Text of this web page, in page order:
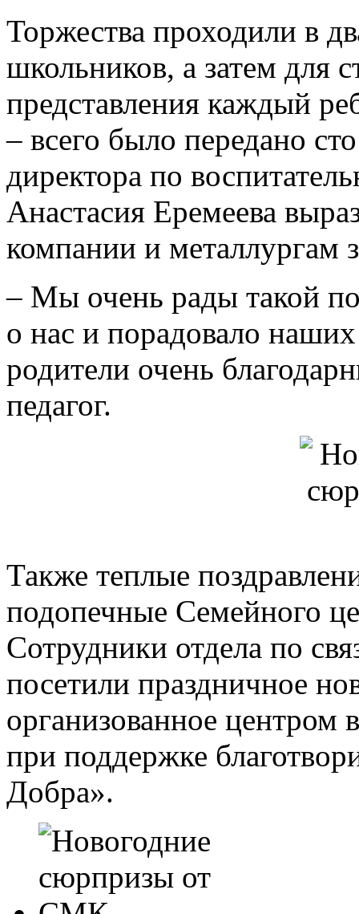
Торжества проходили в
школьников, а затем для
представления каждый
– всего было передано
директора по
Анастасия Еремеева
компании и металлургам
– Мы очень рады такой
о нас и порадовало
родители очень
педагог.
Также теплые
подопечные Семейного
Сотрудники отдела по
посетили праздничное
организованное центром
при поддержке
Добра».